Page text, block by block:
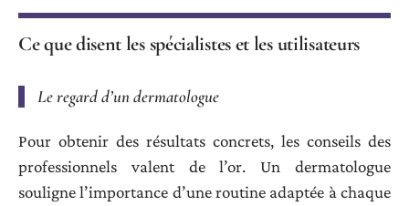
Ce que disent les spécialistes et les utilisateurs
Le regard d’un dermatologue
Pour obtenir des résultats concrets, les conseils des
professionnels valent de l’or. Un dermatologue
souligne l’importance d’une routine adaptée à chaque